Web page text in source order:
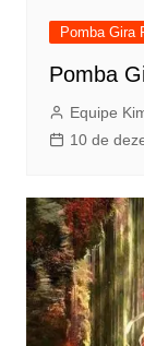
Pomba Gira
Pomba
Equipe
10 de